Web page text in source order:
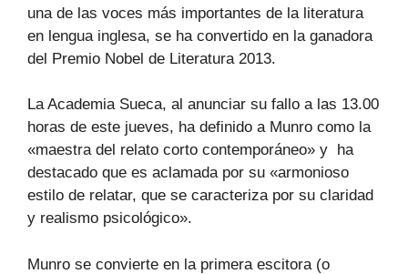
una de las voces más importantes de la literatura
en lengua inglesa, se ha convertido en la ganadora
del Premio Nobel de Literatura 2013.
La Academia Sueca, al anunciar su fallo a las 13.00
horas de este jueves, ha definido a Munro como la
«maestra del relato corto contemporáneo» y ha
destacado que es aclamada por su «armonioso
estilo de relatar, que se caracteriza por su claridad
y realismo psicológico».
Munro se convierte en la primera escitora (o